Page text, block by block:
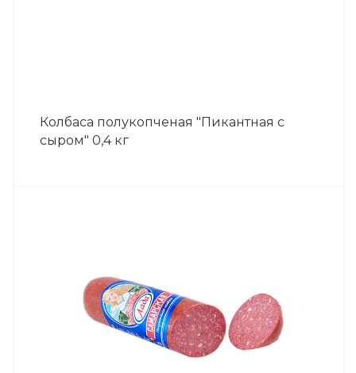
Колбаса полукопченая "Пикантная с
сыром" 0,4 кг